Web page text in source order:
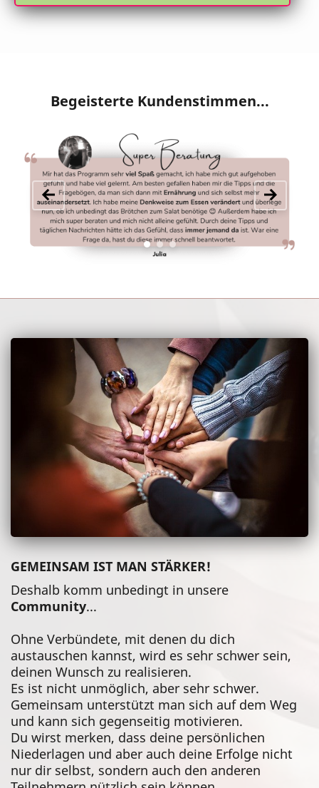
Begeisterte Kundenstimmen...
GEMEINSAM IST MAN STÄRKER!
Deshalb komm unbedingt in unsere
Community...
Ohne Verbündete, mit denen du dich
austauschen kannst, wird es sehr schwer sein,
deinen Wunsch zu realisieren.
Es ist nicht unmöglich, aber sehr schwer.
Gemeinsam unterstützt man sich auf dem Weg
und kann sich gegenseitig motivieren.
Du wirst merken, dass deine persönlichen
Niederlagen und aber auch deine Erfolge nicht
nur dir selbst, sondern auch den anderen